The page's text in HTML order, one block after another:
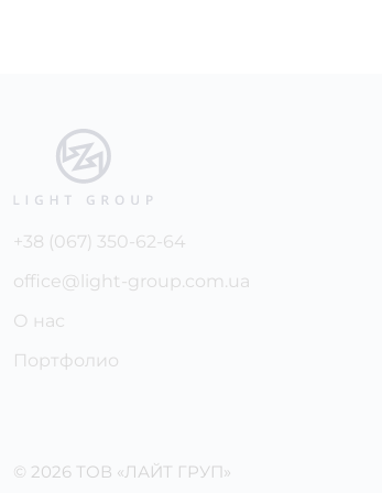
+38 (067) 350-62-64
office@light-group.com.ua
О нас
Портфолио
© 2026 ТОВ «ЛАЙТ ГРУП»